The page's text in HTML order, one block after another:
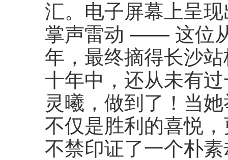
汇。电子屏幕上呈
掌声雷动 —— 这位
年，最终摘得长沙
十年中，还从未有
灵曦，做到了！当
不仅是胜利的喜悦
不禁印证了一个朴